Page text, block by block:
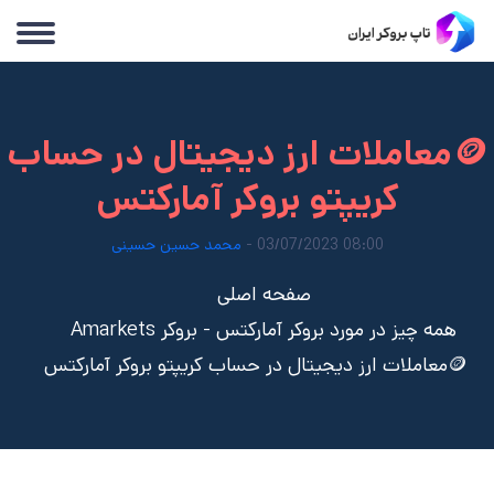
🪙معاملات ارز دیجیتال در حساب
کریپتو بروکر آمارکتس
08:00 03/07/2023 - محمد حسین حسینی
صفحه اصلی
همه چیز در مورد بروکر آمارکتس - بروکر Amarkets
🪙معاملات ارز دیجیتال در حساب کریپتو بروکر آمارکتس